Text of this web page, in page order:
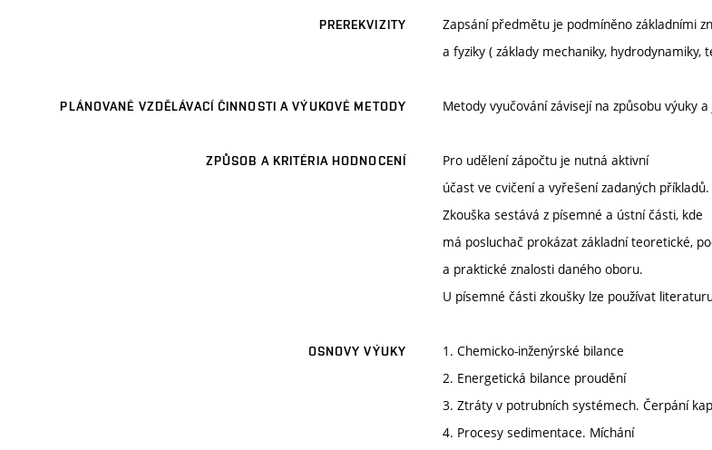
PREREKVIZITY
Zapsání předmětu je podmíněno základními
a fyziky ( základy mechaniky,
PLÁNOVANÉ VZDĚLÁVACÍ ČINNOSTI A VÝUKOVÉ METODY Metody vyučování závisejí na způsobu výuky
ZPŮSOB A KRITÉRIA HODNOCENÍ
Pro udělení zápočtu je nutná aktivní
účast ve cvičení a vyřešení zadaných příkladů.
Zkouška sestává z písemné a ústní části, kde
má posluchač prokázat základní teoretické,
a praktické znalosti daného oboru.
U písemné části zkoušky lze používat
OSNOVY VÝUKY
1. Chemicko-inženýrské bilance
2. Energetická bilance proudění
3. Ztráty v potrubních systémech. Čerpání
4. Procesy sedimentace. Míchání